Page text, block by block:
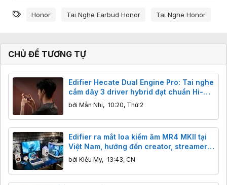
m
c
:
Từ khóa
Honor Tai Nghe Earbud Honor Tai Nghe Honor
CHỦ ĐỀ TƯƠNG TỰ
Edifier Hecate Dual Engine Pro: Tai nghe
cắm dây 3 driver hybrid đạt chuẩn Hi-
Res Audio cho game thủ, giá chỉ hơn
bởi Mẫn Nhi, 10:20, Thứ 2
Edifier ra mắt loa kiểm âm MR4 MKII tại
Việt Nam, hướng đến creator, streamer
và game thủ
bởi Kiều My, 13:43, CN